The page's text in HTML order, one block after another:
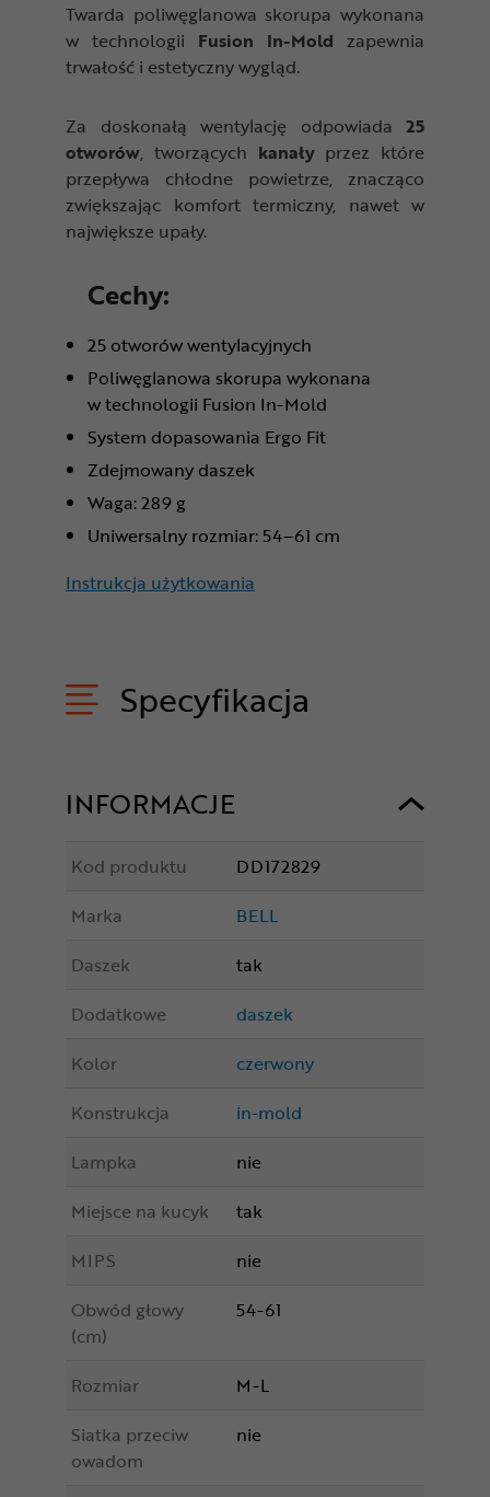
Twarda poliwęglanowa skorupa wykonana
w technologii Fusion In-Mold zapewnia
trwałość i estetyczny wygląd.
Za doskonałą wentylację odpowiada 25
otworów, tworzących kanałyprzez które
przepływa chłodne powietrze, znacząco
zwiększając komfort termiczny, nawet w
największe upały.
Cechy:
25 otworów wentylacyjnych
Poliwęglanowa skorupa wykonana
w technologii Fusion In-Mold
System dopasowania Ergo Fit
Zdejmowany daszek
Waga: 289 g
Uniwersalny rozmiar: 54–61 cm
Instrukcja użytkowania
Specyfikacja
INFORMACJE
Kod produktu
DD172829
Marka
BELL
Daszek
tak
Dodatkowe
daszek
Kolor
czerwony
Konstrukcja
in-mold
Lampka
nie
Miejsce na kucyk
tak
MIPS
nie
Obwód głowy
(cm)
54-61
Rozmiar
M-L
Siatka przeciw
owadom
nie